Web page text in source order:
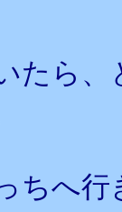
たら
ちへ行